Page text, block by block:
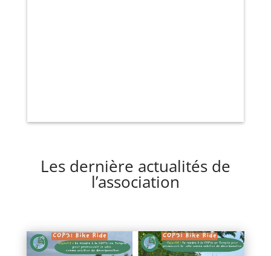
Les dernière actualités de
l’association